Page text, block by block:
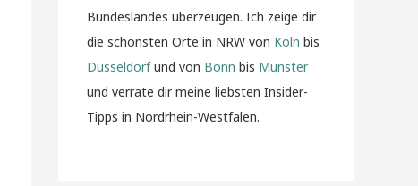
Bundeslandes überzeugen. Ich zeige dir
die schönsten Orte in NRW von Köln bis
Düsseldorfund von Bonn bis Münster
und verrate dir meine liebsten Insider-
Tipps in Nordrhein-Westfalen.